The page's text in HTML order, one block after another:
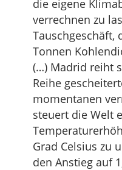
die eigene
verrechnen zu
Tauschgeschäft,
Tonnen
(…) Madrid reiht
Reihe
momentanen
steuert die Welt
Grad Celsius zu
den Anstieg auf